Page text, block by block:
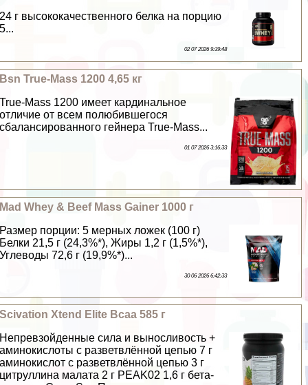
24 г высококачественного белка на порцию
5...
02 07 2026 9:39:48
Bsn True-Mass 1200 4,65 кг
True-Mass 1200 имеет кардинальное
отличие от всем полюбившегося
сбалансированного гeйнера True-Mass...
01 07 2026 3:16:33
Mad Whey & Beef Mass Gainer 1000 г
Размер порции: 5 мерных ложек (100 г)
Белки 21,5 г (24,3%*), Жиры 1,2 г (1,5%*),
Углеводы 72,6 г (19,9%*)...
30 06 2026 6:42:33
Scivation Xtend Elite Bcaa 585 г
Непревзойденные сила и выносливость +
аминокислоты с разветвлённой цепью 7 г
аминокислот с разветвлённой цепью 3 г
цитруллина малата 2 г PEAK02 1,6 г бета-